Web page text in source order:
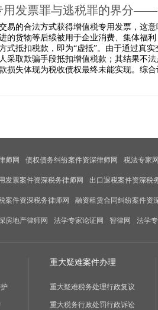
用发票罪与逃税罪的界分
易的合法方式获得增值税专用发票，这
的货物等后续被用于企业消费、集体福
式抵扣税款，即为“虚抵”。由于通过真
采取欺骗手段抵扣增值税款；其结果不
损失体现为税收债权最终未能实现。综
师网 债权债务纠纷案件资深律师网 税法专家
发票案件资深税务律师网 出口退税案件资深税
案件资深税务律师网 融资租赁合同纠纷案件资
房地产律师网 法学专家论证网 智律网 法学
重大疑难案件办理
重大疑难税务处理行政复议
重大税务行政处罚行政诉讼